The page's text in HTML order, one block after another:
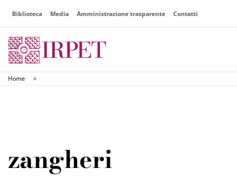
Biblioteca Media Amministrazione trasparente Contatti
Home >
zangheri